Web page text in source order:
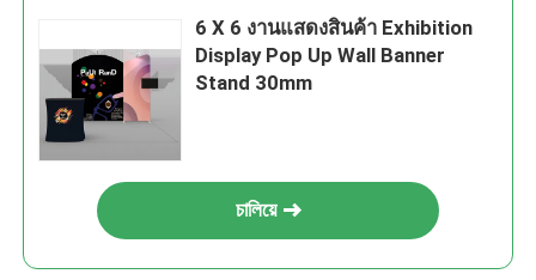
6 X 6 งานแสดงสินค้า Exhibition
Display Pop Up Wall Banner
Stand 30mm
চালিয়ে